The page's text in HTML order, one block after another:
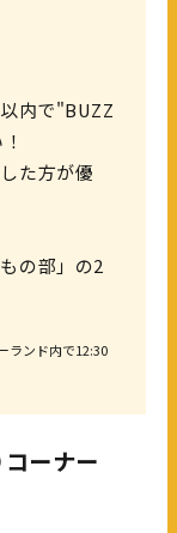
内で"BUZZ
た方が優
の部」の2
ランド内で12:30
ーナー